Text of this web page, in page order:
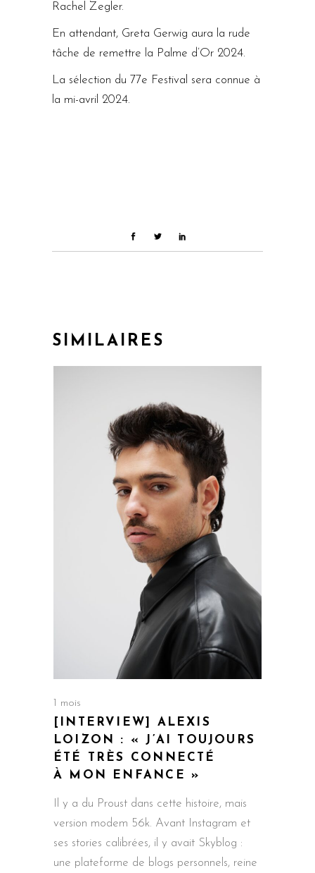
Rachel Zegler.
En attendant, Greta Gerwig aura la rude
tâche de remettre la Palme d’Or 2024.
La sélection du 77e Festival sera connue à
la mi-avril 2024.
SIMILAIRES
1 mois
[INTERVIEW] ALEXIS
LOIZON : « J’AI TOUJOURS
ÉTÉ TRÈS CONNECTÉ
À MON ENFANCE »
Il y a du Proust dans cette histoire, mais
version modem 56k. Avant Instagram et
ses stories calibrées, il y avait Skyblog :
une plateforme de blogs personnels, reine